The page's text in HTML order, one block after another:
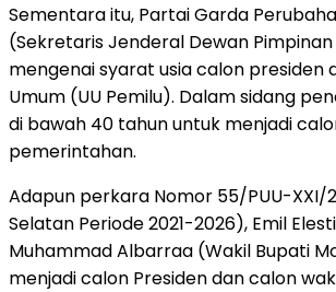
Sementara itu, Partai Garda
(Sekretaris Jenderal Dewan
mengenai syarat usia calon presiden
Umum (UU Pemilu). Dalam sidang
di bawah 40 tahun untuk menjadi
pemerintahan.
Adapun perkara Nomor 55/PUU-XXI/
Selatan Periode 2021-2026), Emil
Muhammad Albarraa (Wakil Bupati
menjadi calon Presiden dan calon